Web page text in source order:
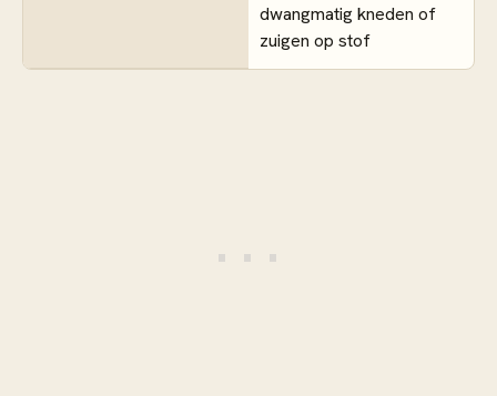
dwangmatig kneden of
zuigen op stof